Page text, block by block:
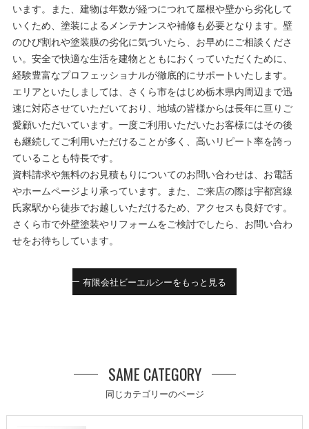
います。また、建物は年数が経つにつれて屋根や壁から劣化して
いくため、塗装によるメンテナンスや補修も必要となります。壁
のひび割れや塗装膜の劣化に気づいたら、お早めにご相談くださ
い。安全で快適な生活を建物とともにおくっていただくために、
経験豊富なプロフェッショナルが徹底的にサポートいたします。
エリアといたしましては、さくら市をはじめ栃木県内周辺まで迅
速に対応させていただいており、地域の皆様からは長年に亘りご
愛顧いただいています。一度ご利用いただいたお客様にはその後
も継続してご利用いただけることが多く、高いリピート率を誇っ
ていることも特長です。
資料請求や無料のお見積もりについてのお問い合わせは、お電話
やホームページより承っています。また、ご来店の際は宇都宮線
氏家駅から徒歩でお越しいただけるため、アクセスも良好です。
さくら市で外壁塗装やリフォームをご検討でしたら、お問い合わ
せをお待ちしています。
有限会社ビーエルシーをもっと見る
同じカテゴリーのページ
SAME CATEGORY